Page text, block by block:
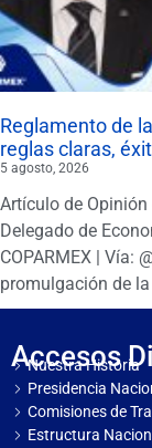
Reglamento de
reglas claras,
5 agosto, 2026
Artículo de
Delegado de
COPARMEX | Vía:
promulgación de
Accesos
Nuestra Historia
Presidencia
Comisiones de
Estructura